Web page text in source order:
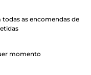
as encomendas de
momento